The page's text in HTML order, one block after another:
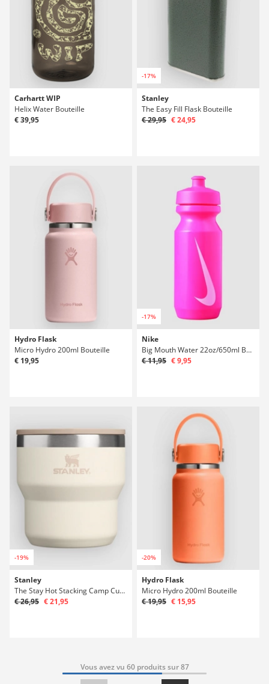
Carhartt WIP
Helix Water Bouteille
€ 39,95
-17%
Stanley
The Easy Fill Flask Bouteille
€ 29,95 € 24,95
Hydro Flask
Micro Hydro 200ml Bouteille
€ 19,95
-17%
Nike
Big Mouth Water 22oz/650ml Bouteille
€ 11,95 € 9,95
-19%
Stanley
The Stay Hot Stacking Camp Cup Bouteille
€ 26,95 € 21,95
-20%
Hydro Flask
Micro Hydro 200ml Bouteille
€ 19,95 € 15,95
Vous avez vu 60 produits sur 87